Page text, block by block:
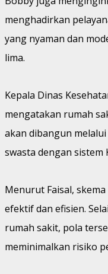
menghadirkan
yang nyaman dan
lima.
Kepala Dinas
mengatakan rumah
akan dibangun
swasta dengan sistem
Menurut Faisal,
efektif dan efisien.
rumah sakit, pola
meminimalkan risiko